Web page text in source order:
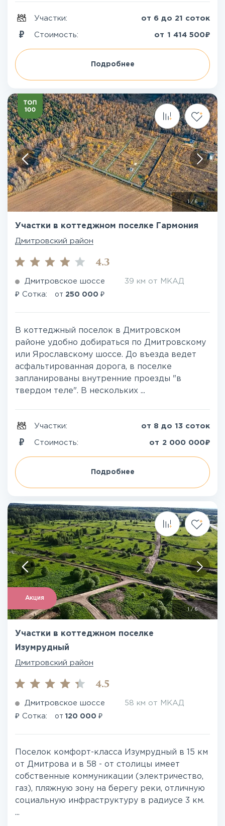
Участки: от 6 до 21 соток
Стоимость: от 1 414 500₽
Подробнее
1/6
Участки в коттеджном поселке Гармония
Дмитровский район
4.3
Дмитровское шоссе 39 км от МКАД
₽ Сотка: от 250 000 ₽
В коттеджный поселок в Дмитровском
районе удобно добираться по Дмитровскому
или Ярославскому шоссе. До въезда ведет
асфальтированная дорога, в поселке
запланированы внутренние проезды "в
твердом теле". В нескольких ...
Участки: от 8 до 13 соток
Стоимость: от 2 000 000₽
Подробнее
Акция
1/6
Участки в коттеджном поселке
Изумрудный
Дмитровский район
4.5
Дмитровское шоссе 58 км от МКАД
₽ Сотка: от 120 000 ₽
Поселок комфорт-класса Изумрудный в 15 км
от Дмитрова и в 58 - от столицы имеет
собственные коммуникации (электричество,
газ), пляжную зону на берегу реки, отличную
социальную инфраструктуру в радиусе 3 км.
...